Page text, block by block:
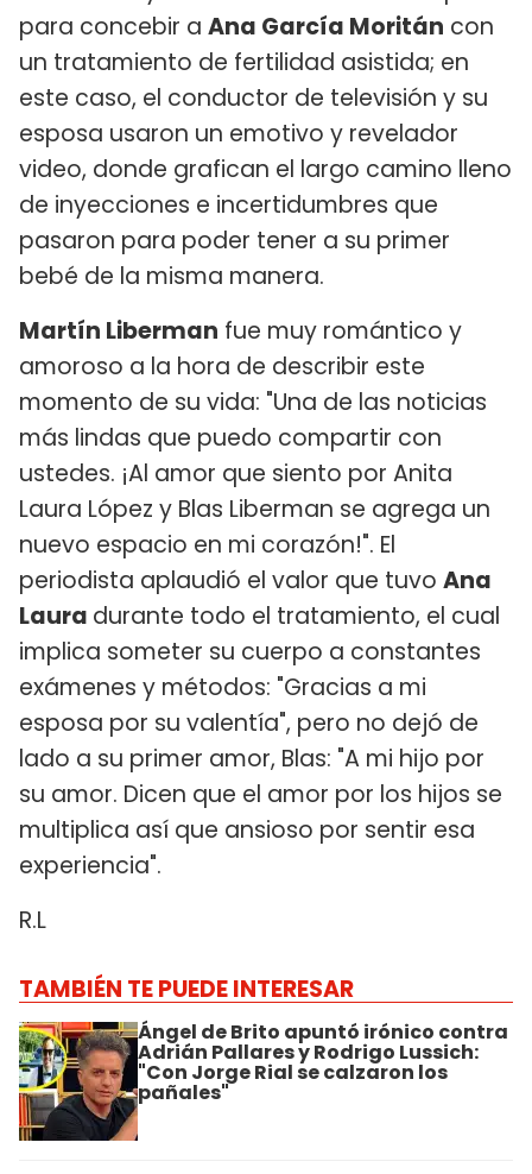
para concebir a Ana García Moritán con
un tratamiento de fertilidad asistida; en
este caso, el conductor de televisión y su
esposa usaron un emotivo y revelador
video, donde grafican el largo camino lleno
de inyecciones e incertidumbres que
pasaron para poder tener a su primer
bebé de la misma manera.
Martín Liberman fue muy romántico y
amoroso a la hora de describir este
momento de su vida: "Una de las noticias
más lindas que puedo compartir con
ustedes. ¡Al amor que siento por Anita
Laura López y Blas Liberman se agrega un
nuevo espacio en mi corazón!". El
periodista aplaudió el valor que tuvo Ana
Laura durante todo el tratamiento, el cual
implica someter su cuerpo a constantes
exámenes y métodos: "Gracias a mi
esposa por su valentía", pero no dejó de
lado a su primer amor, Blas: "A mi hijo por
su amor. Dicen que el amor por los hijos se
multiplica así que ansioso por sentir esa
experiencia".
R.L
TAMBIÉN TE PUEDE INTERESAR
Ángel de Brito apuntó irónico contra
Adrián Pallares y Rodrigo Lussich:
"Con Jorge Rial se calzaron los
pañales"